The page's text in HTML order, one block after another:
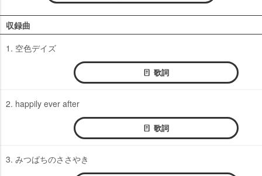
収録曲
1. 空色デイズ
歌詞
2. happily ever after
歌詞
3. みつばちのささやき